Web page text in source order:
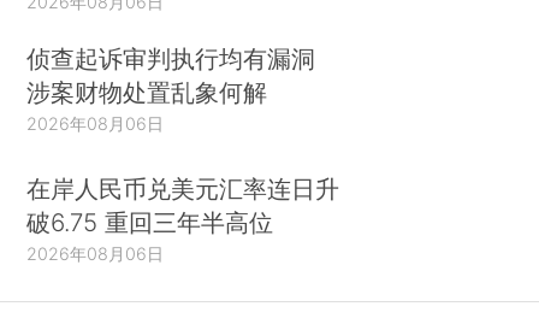
侦查起诉审判执行均有漏洞
涉案财物处置乱象何解
2026年08月06日
在岸人民币兑美元汇率连日升
破6.75 重回三年半高位
2026年08月06日